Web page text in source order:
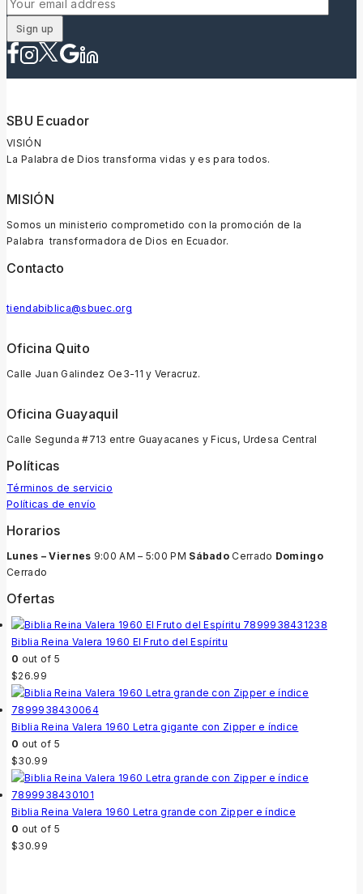
SBU Ecuador
VISIÓN
La Palabra de Dios transforma vidas y es para todos.
MISIÓN
Somos un ministerio comprometido con la promoción de la
Palabra transformadora de Dios en Ecuador.
Contacto
tiendabiblica@sbuec.org
Oficina Quito
Calle Juan Galindez Oe3-11 y Veracruz.
Oficina Guayaquil
Calle Segunda #713 entre Guayacanes y Ficus, Urdesa Central
Políticas
Términos de servicio
Políticas de envío
Horarios
Lunes – Viernes 9:00 AM – 5:00 PM Sábado Cerrado Domingo
Cerrado
Ofertas
Biblia Reina Valera 1960 El Fruto del Espíritu
0 out of 5
$26.99
Biblia Reina Valera 1960 Letra gigante con Zipper e índice
0 out of 5
$30.99
Biblia Reina Valera 1960 Letra grande con Zipper e índice
0 out of 5
$30.99